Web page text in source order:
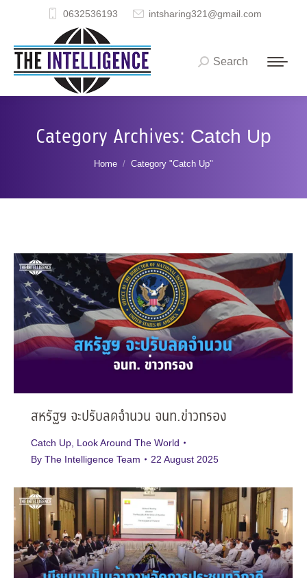
0632536193 intsharing321@gmail.com
Search:
Search
Category Archives: Catch Up
You are here:
Home Category "Catch Up"
สหรัฐฯ จะปรับลดจำนวน จนท.ข่าวกรอง
Catch Up Look Around The World
By The Intelligence Team 22 August 2025